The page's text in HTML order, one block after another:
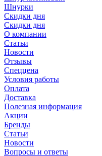
Шнурки
Скидки дня
Скидки дня
О компании
Статьи
Новости
Отзывы
Спеццена
Условия работы
Оплата
Доставка
Полезная информация
Акции
Бренды
Статьи
Новости
Вопросы и ответы